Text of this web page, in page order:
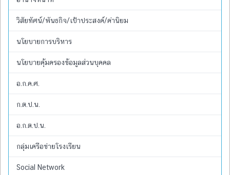
วิสัยทัศน์/พันธกิจ/เป้าประสงค์/ค่านิยม
นโยบายการบริหาร
นโยบายคุ้มครองข้อมูลส่วนบุคคล
อ.ก.ค.ศ.
ก.ต.ป.น.
อ.ก.ต.ป.น.
กลุ่มเครือข่ายโรงเรียน
Social Network